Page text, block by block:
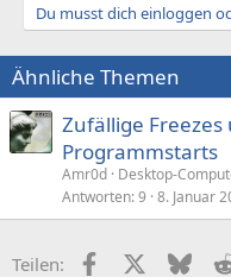
Du musst dich einloggen
Ähnliche Themen
Zufällige
Programmstarts
Amr0d Desktop-
Antworten 9 8. Januar
Teilen: FacebookX (Twitter)